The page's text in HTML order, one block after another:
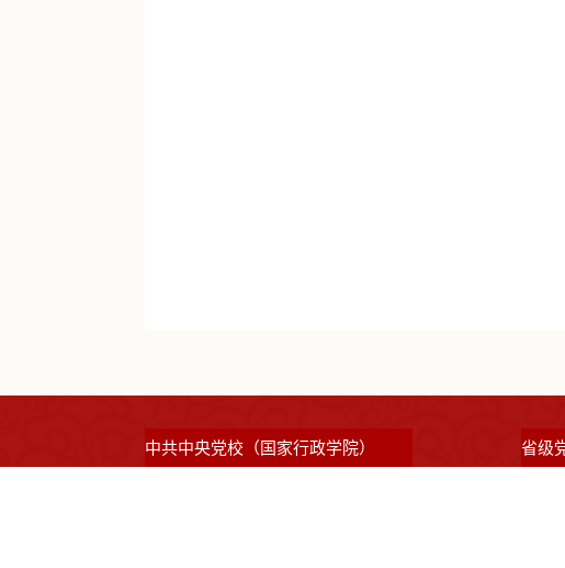
中共中央党校（国家行政学院） 省级